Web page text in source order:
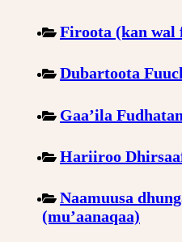
Firoota (kan wal
Dubartoota
Gaa’ila
Hariiroo
Naamuusa
(mu’aanaqaa)